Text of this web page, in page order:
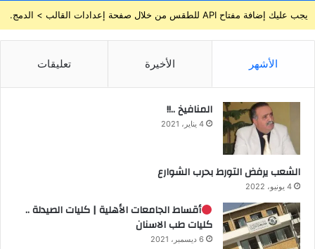
يجب عليك إضافة مفتاح API للطقس من خلال صفحة إعدادات القالب > الدمج.
الأشهر الأخيرة تعليقات
المنافيخ ..!!
4 يناير، 2021
الشعب يرفض التورط بحرب الشوارع
4 يونيو، 2022
أقساط الجامعات الأهلية | كليات الصيدلة ..
كليات طب الاسنان
6 ديسمبر، 2021